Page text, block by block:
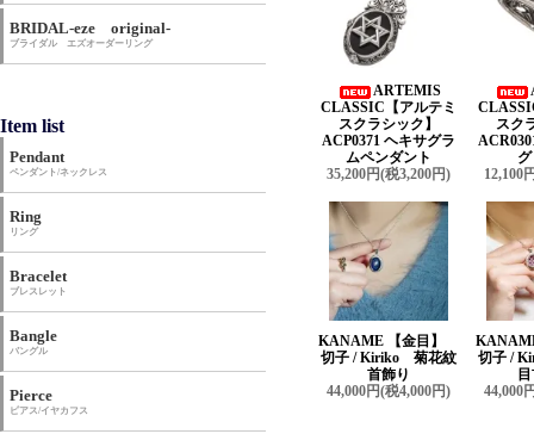
ARTEMIS
CLASSIC【アルテミ
スクラシック】
ACP0371 ヘキサグラ
ムペンダント
35,200円(税3,200円)
スク
12,100
KANAME 【金目】
切子 / Kiriko 菊花紋
首飾り
44,000円(税4,000円)
切子 /
44,000
BRIDAL-eze original-
ブライダル エズオーダーリング
Item list
Pendant
ペンダント/ネックレス
Ring
リング
Bracelet
ブレスレット
Bangle
バングル
Pierce
ピアス/イヤカフス